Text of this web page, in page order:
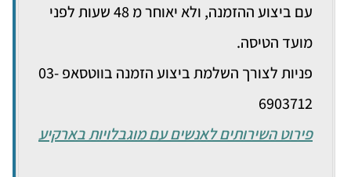
עם ביצוע ההזמנה, ולא יאוחר מ 48 שעות לפני
מועד הטיסה.
פניות לצורך השלמת ביצוע הזמנה בווטסאפ 03-
6903712
פירוט השירותים לאנשים עם מוגבלויות בארקיע